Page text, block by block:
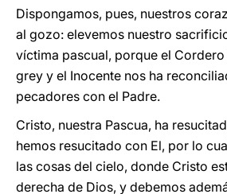
Dispongamos, pues, nuestros
al gozo: elevemos nuestro
víctima pascual, porque el
grey y el Inocente nos ha
pecadores con el Padre.
Cristo, nuestra Pascua, ha
hemos resucitado con El, por lo
las cosas del cielo, donde Cristo
derecha de Dios, y debemos